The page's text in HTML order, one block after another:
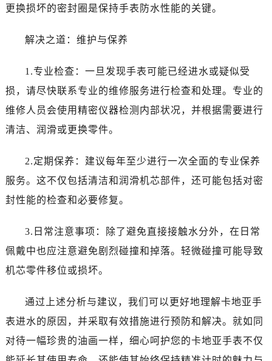
更换损坏的密封圈是保持手表防水性能的关键。
解决之道：维护与保养
1.专业检查：一旦发现手表可能已经进水或疑似受
损，请尽快联系专业的维修服务进行检查和处理。专业的
维修人员会使用精密仪器检测内部状况，并根据需要进行
清洁、润滑或更换零件。
2.定期保养：建议每年至少进行一次全面的专业保养
服务。这不仅包括清洁和润滑机芯部件，还可能包括对密
封性能的检查和必要修复。
3.日常注意事项：除了避免直接接触水分外，在日常
佩戴中也应注意避免剧烈碰撞和掉落。轻微碰撞可能导致
机芯零件移位或损坏。
通过上述分析与建议，我们可以更好地理解卡地亚手
表进水的原因，并采取有效措施进行预防和解决。就如同
对待一幅珍贵的油画一样，细心呵护您的卡地亚手表不仅